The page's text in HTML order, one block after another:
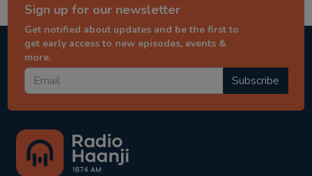
Sign up for our newsletter
Get notified about updates and be the first to
get early access to new episodes, events &
more.
Subscribe